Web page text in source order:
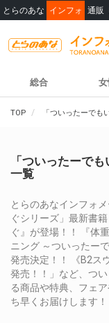
とらのあな インフォ 通販
総合
TOP 「ついったーで
「ついったーで
一覧
とらのあなインフォ
ぐシリーズ」最新書
ぐ』が登場！！ 『体
ニング ～ついったー
発売決定！！ 《B2ス
発売！！」など、つ
る商品や特典、フェ
ち早くお届けします！